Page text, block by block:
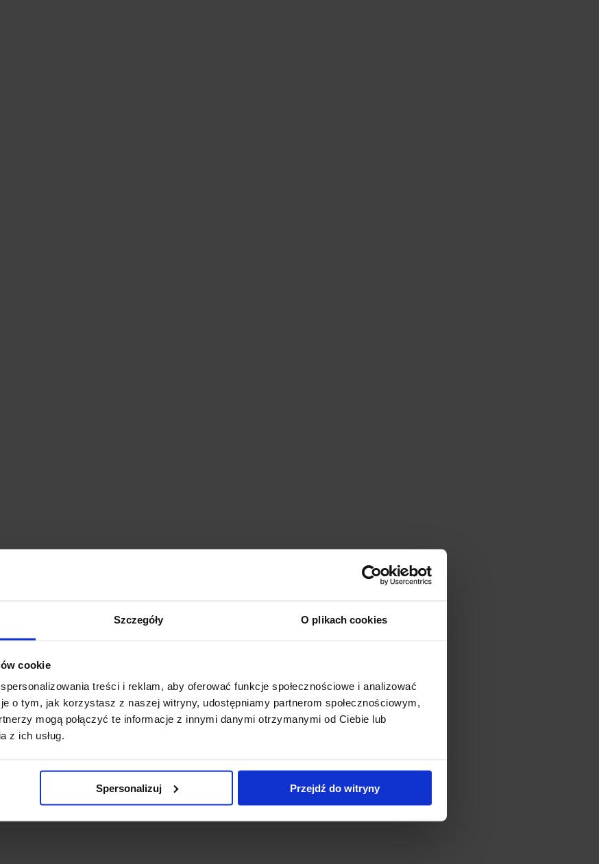
Szczegóły O plikach cookies
cookie
treści i reklam, aby oferować funkcje społecznościowe i analizować
o tym, jak korzystasz z naszej witryny, udostępniamy partnerom społecznościowym,
mogą połączyć te informacje z innymi danymi otrzymanymi od Ciebie lub
z ich usług.
Spersonalizuj Przejdź do witryny